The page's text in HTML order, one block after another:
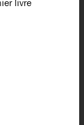
livre